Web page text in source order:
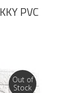
PVC
Out of
Stock